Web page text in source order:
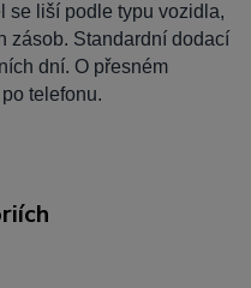
se liší podle typu vozidla,
zásob. Standardní dodací
dní. O přesném
telefonu.